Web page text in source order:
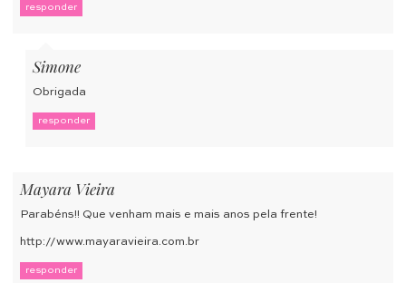
responder
Simone
Obrigada
responder
Mayara Vieira
Parabéns!! Que venham mais e mais anos pela frente!
http://www.mayaravieira.com.br
responder